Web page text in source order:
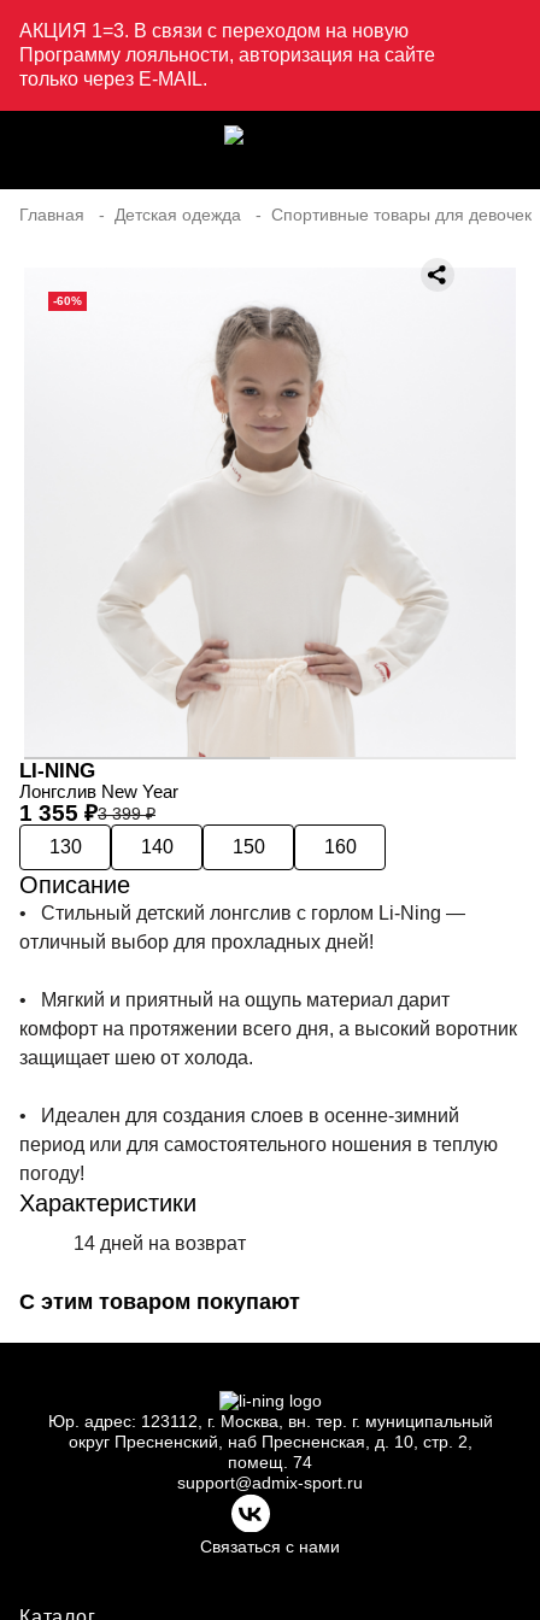
АКЦИЯ 1=3. В связи с переходом на новую
Программу лояльности, авторизация на сайте
только через E-MAIL.
Главная Детская одежда Спортивные товары для девочек
-60%
LI-NING
Лонгслив New Year
3 399 ₽
1 355 ₽
130 140 150 160
Описание
• Стильный детский лонгслив с горлом Li-Ning —
отличный выбор для прохладных дней!
• Мягкий и приятный на ощупь материал дарит
комфорт на протяжении всего дня, а высокий воротник
защищает шею от холода.
• Идеален для создания слоев в осенне-зимний
период или для самостоятельного ношения в теплую
погоду!
Характеристики
14 дней на возврат
С этим товаром покупают
Юр. адрес: 123112, г. Москва, вн. тер. г. муниципальный
округ Пресненский, наб Пресненская, д. 10, стр. 2,
помещ. 74
support@admix-sport.ru
Связаться с нами